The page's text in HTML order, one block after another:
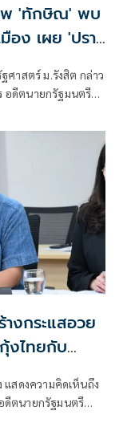
พ 'ทักษิณ' พบ
อง เผย 'ปรา
ล ผู้มีอำนาจตัว
ศาสตร์ ม.รังสิต กล่าว
อดีตนายกรัฐมนตรี
ที่สั่งสมมาเป็นเวลา
งกระแสอวย
งไทยกับ
แสดงความคิดเห็นถึง
ดีตนายกรัฐมนตรี